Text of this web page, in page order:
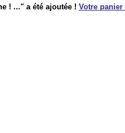
! ..." a été ajoutée ! Votre